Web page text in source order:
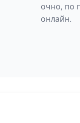
очно, по
онлайн.